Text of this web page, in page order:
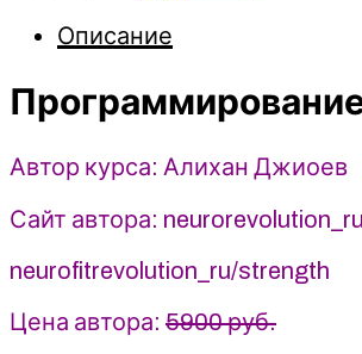
тренировки
Алихан
Джиоев
(2025)
Описание
Автор курса: Алихан Джиоев
Сайт автора:
neurofitrevolution_ru/strength
Цена автора: 5900 руб.